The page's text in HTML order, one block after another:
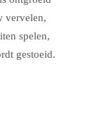
vervelen,
spelen,
gestoeid.